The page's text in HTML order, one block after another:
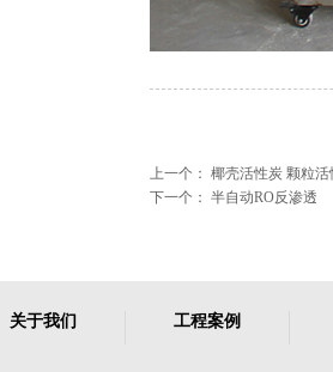
上一个： 椰壳活性炭 颗粒活
下一个： 半自动RO反渗透
关于我们 工程案例